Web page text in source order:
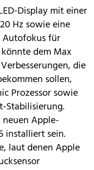
Displaymit einer
Hz sowie eine
für
dem Max
die
sollen,
Prozessor sowie
Stabilisierung.
Apple-
installiert sein.
laut denen Apple